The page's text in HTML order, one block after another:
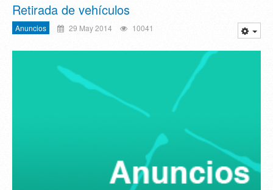
Retirada de vehículos
Anuncios 29 May 2014 10041